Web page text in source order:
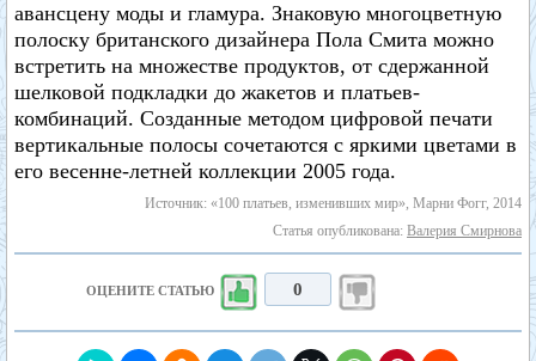
авансцену моды и гламура. Знаковую многоцветную
полоску британского дизайнера Пола Смита можно
встретить на множестве продуктов, от сдержанной
шелковой подкладки до жакетов и платьев-
комбинаций. Созданные методом цифровой печати
вертикальные полосы сочетаются с яркими цветами в
его весенне-летней коллекции 2005 года.
Источник: «100 платьев, изменивших мир», Марни Фогг, 2014
Статья опубликована: Валерия Смирнова
ОЦЕНИТЕ СТАТЬЮ 0